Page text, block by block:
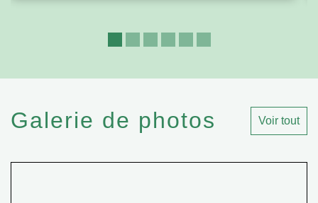
Galerie de photos Voir tout